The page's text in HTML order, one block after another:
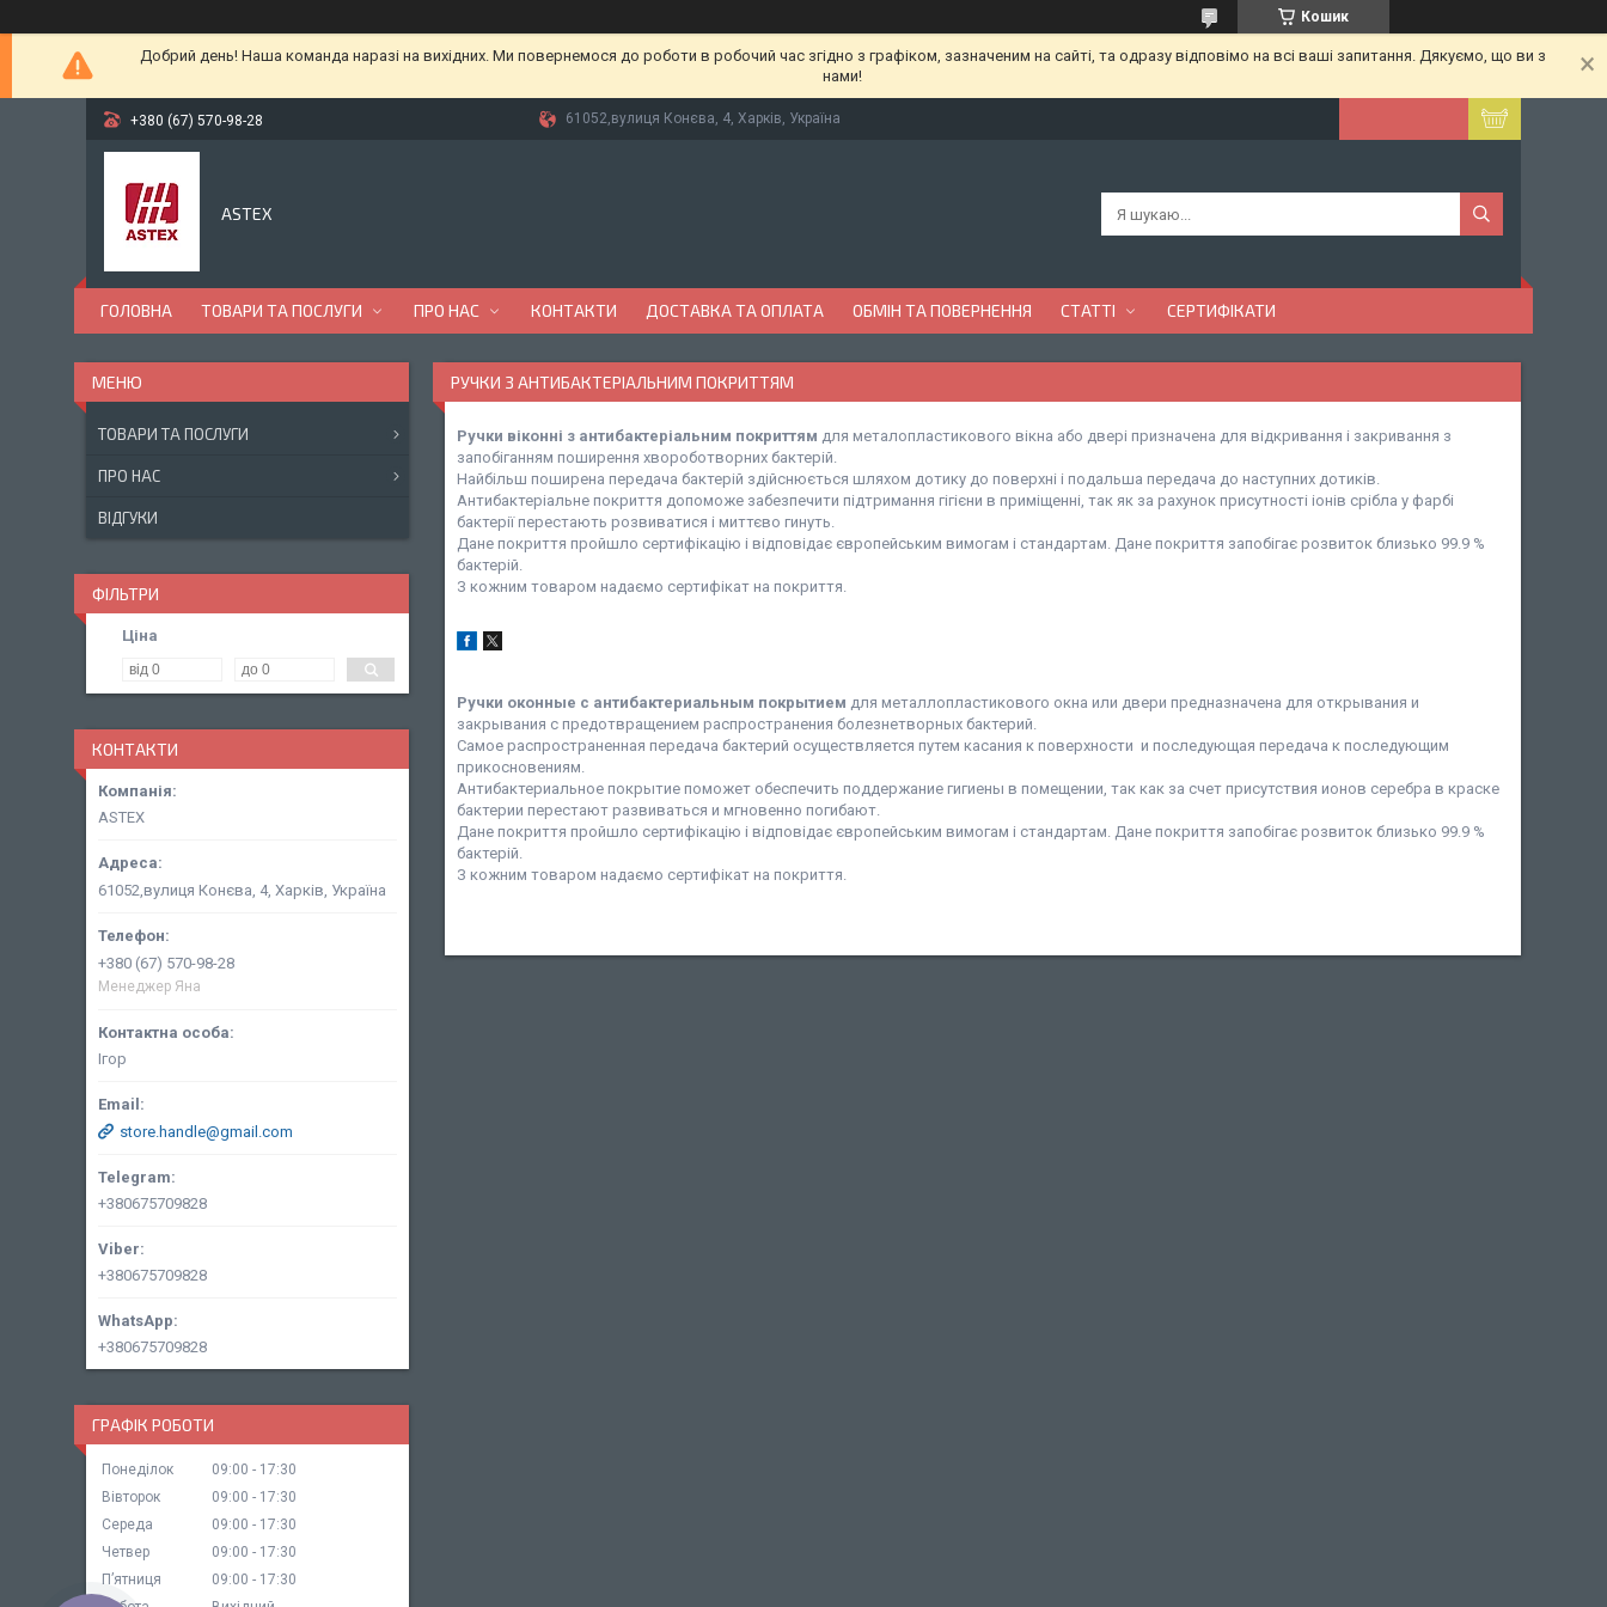
Кошик
Добрий день! Наша команда наразі на вихідних. Ми повернемося до роботи в робочий час згідно з графіком, зазначеним на сайті, та одразу відповімо на всі ваші запитання. Дякуємо, що ви з
нами!
+380 (67) 570-98-28 61052,вулиця Конєва, 4, Харків, Україна
ASTEX
ГОЛОВНА ТОВАРИ ТА ПОСЛУГИ ПРО НАС КОНТАКТИ ДОСТАВКА ТА ОПЛАТА ОБМІН ТА ПОВЕРНЕННЯ СТАТТІ СЕРТИФІКАТИ
РУЧКИ З АНТИБАКТЕРІАЛЬНИМ ПОКРИТТЯМ
Ручки віконні з антибактеріальним покриттям для металопластикового вікна або двері призначена для відкривання і закривання з
запобіганням поширення хвороботворних бактерій.
Найбільш поширена передача бактерій здійснюється шляхом дотику до поверхні і подальша передача до наступних дотиків.
Антибактеріальне покриття допоможе забезпечити підтримання гігієни в приміщенні, так як за рахунок присутності іонів срібла у фарбі
бактерії перестають розвиватися і миттєво гинуть.
Дане покриття пройшло сертифікацію і відповідає європейським вимогам і стандартам. Дане покриття запобігає розвиток близько 99.9 %
бактерій.
З кожним товаром надаємо сертифікат на покриття.
Ручки оконные с антибактериальным покрытием для металлопластикового окна или двери предназначена для открывания и
закрывания с предотвращением распространения болезнетворных бактерий.
Самое распространенная передача бактерий осуществляется путем касания к поверхности и последующая передача к последующим
прикосновениям.
Антибактериальное покрытие поможет обеспечить поддержание гигиены в помещении, так как за счет присутствия ионов серебра в краске
бактерии перестают развиваться и мгновенно погибают.
Дане покриття пройшло сертифікацію і відповідає європейським вимогам і стандартам. Дане покриття запобігає розвиток близько 99.9 %
бактерій.
З кожним товаром надаємо сертифікат на покриття.
ТОВАРИ ТА ПОСЛУГИ
ПРО НАС
ВІДГУКИ
ФІЛЬТРИ
Ціна
КОНТАКТИ
ASTEX
61052,вулиця Конєва, 4, Харків, Україна
+380 (67) 570-98-28
Менеджер Яна
Ігор
store.handle@gmail.com
+380675709828
+380675709828
+380675709828
ГРАФІК РОБОТИ
Понеділок 09:00
17:30
Вівторок
09:00
17:30
Середа
09:00
17:30
Четвер
09:00
17:30
Пʼятниця
09:00
17:30